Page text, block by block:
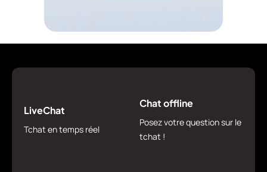
LiveChat
Tchat en temps réel
Chat offline
Posez votre question sur le
tchat !